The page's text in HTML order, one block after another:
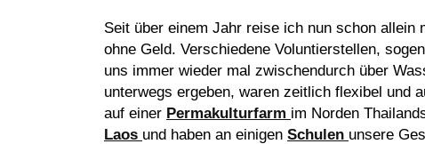
Seit über einem Jahr reise ich nun schon allein
ohne Geld. Verschiedene Voluntierstellen,
uns immer wieder mal zwischendurch über
unterwegs ergeben, waren zeitlich flexibel und
auf einer Permakulturfarm im Norden
Laos und haben an einigen Schulen unsere